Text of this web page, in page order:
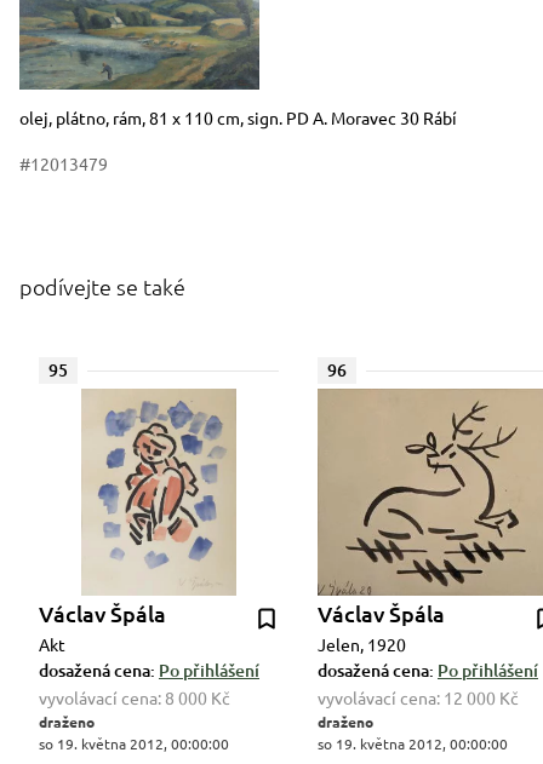
Rozměry
Stručný popis předmětu
olej, plátno, rám, 81 x 110 cm, sign. PD A. Moravec 30 Rábí
#12013479
podívejte se také
95
Václav Špála
Akt
dosažená cena: Po přihlášení
vyvolávací cena: 8 000 Kč
draženo
so 19. května 2012, 00:00:00
96
Václav Špála
Jelen, 1920
dosažená cena: Po přihlášení
vyvolávací cena: 12 000 Kč
draženo
so 19. května 2012, 00:00:00